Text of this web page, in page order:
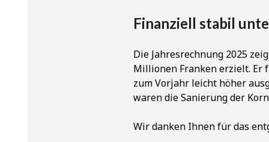
Finanziell stabil
Die Jahresrechnung 2025
Millionen Franken erzielt. Er
zum Vorjahr leicht höher
waren die Sanierung der
Wir danken Ihnen für das